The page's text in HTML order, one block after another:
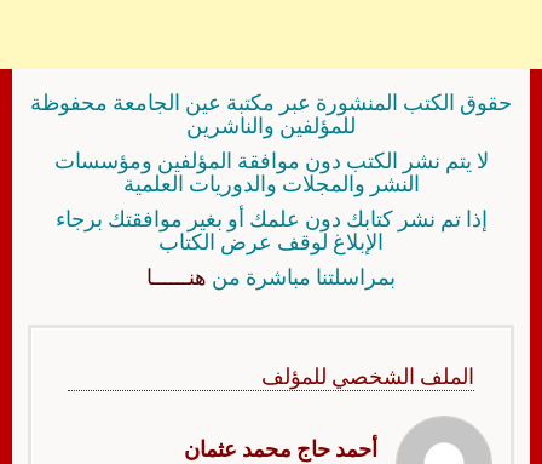
حقوق الكتب المنشورة عبر مكتبة عين الجامعة محفوظة
للمؤلفين والناشرين
لا يتم نشر الكتب دون موافقة المؤلفين ومؤسسات
النشر والمجلات والدوريات العلمية
إذا تم نشر كتابك دون علمك أو بغير موافقتك برجاء
الإبلاغ لوقف عرض الكتاب
بمراسلتنا مباشرة من هنــــــا
الملف الشخصي للمؤلف
أحمد حاج محمد عثمان